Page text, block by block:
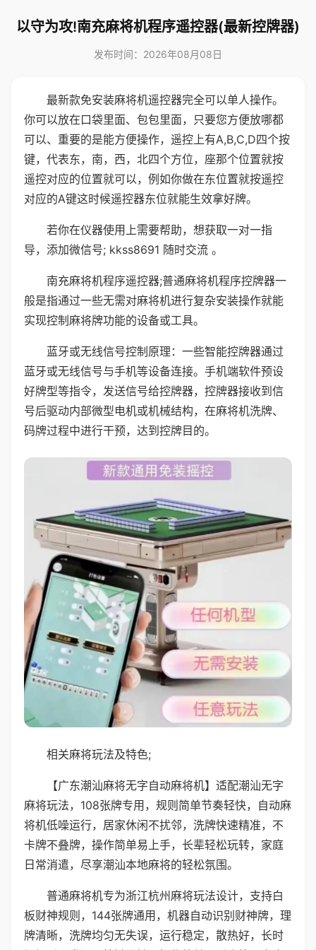
以守为攻!南充麻将机程序遥控器(最新控牌器)
发布时间：2026年08月08日
最新款免安装麻将机遥控器完全可以单人操作。
你可以放在口袋里面、包包里面，只要您方便放哪都
可以、重要的是能方便操作，遥控上有A,B,C,D四个按
键，代表东，南，西，北四个方位，座那个位置就按
遥控对应的位置就可以，例如你做在东位置就按遥控
对应的A键这时候遥控器东位就能生效拿好牌。
若你在仪器使用上需要帮助，想获取一对一指
导，添加微信号; kkss8691 随时交流 。
南充麻将机程序遥控器;普通麻将机程序控牌器一
般是指通过一些无需对麻将机进行复杂安装操作就能
实现控制麻将牌功能的设备或工具。
蓝牙或无线信号控制原理：一些智能控牌器通过
蓝牙或无线信号与手机等设备连接。手机端软件预设
好牌型等指令，发送信号给控牌器，控牌器接收到信
号后驱动内部微型电机或机械结构，在麻将机洗牌、
码牌过程中进行干预，达到控牌目的。
相关麻将玩法及特色;
【广东潮汕麻将无字自动麻将机】适配潮汕无字
麻将玩法，108张牌专用，规则简单节奏轻快，自动麻
将机低噪运行，居家休闲不扰邻，洗牌快速精准，不
卡牌不叠牌，操作简单易上手，长辈轻松玩转，家庭
日常消遣，尽享潮汕本地麻将的轻松氛围。
普通麻将机专为浙江杭州麻将玩法设计，支持白
板财神规则，144张牌通用，机器自动识别财神牌，理
牌清晰，洗牌均匀无失误，运行稳定，散热好，长时